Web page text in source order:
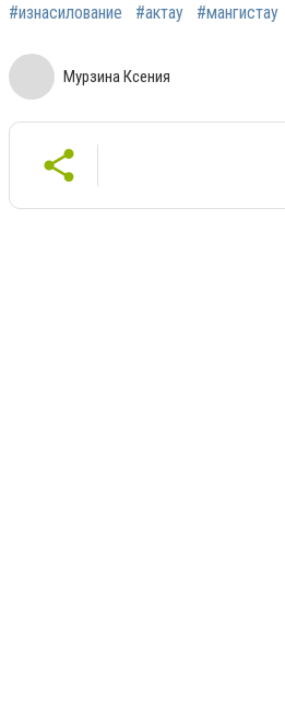
#изнасилование
#актау #мангистау
Мурзина Ксения